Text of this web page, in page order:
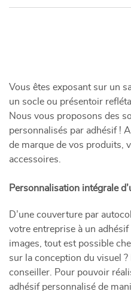
Vous êtes exposant sur un
un socle ou présentoir
Nous vous proposons des
personnalisés par adhésif !
de marque de vos produits,
accessoires.
Personnalisation intégrale
D’une couverture par
votre entreprise à un
images, tout est possible
sur la conception du visuel
conseiller. Pour pouvoir
adhésif personnalisé de